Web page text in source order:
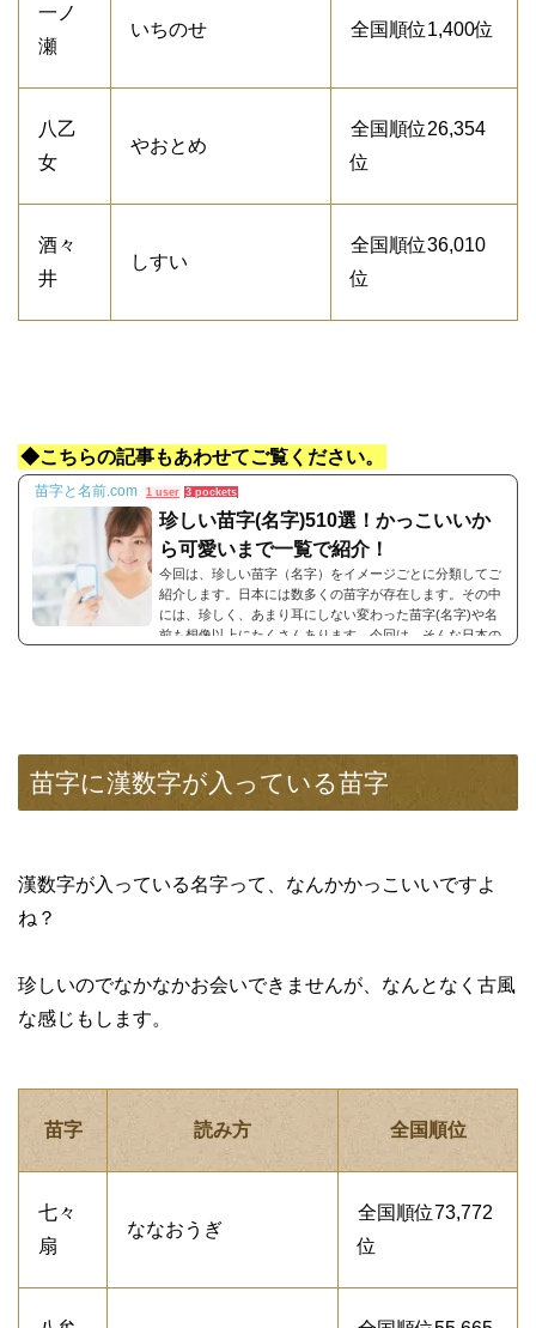
一ノ
瀬
いちのせ 全国順位1,400位
八乙
女
やおとめ
全国順位26,354
位
酒々
井
しすい
全国順位36,010
位
◆こちらの記事もあわせてご覧ください。
苗字と名前.com 1 user 3 pockets
珍しい苗字(名字)510選！かっこいいか
ら可愛いまで一覧で紹介！
今回は、珍しい苗字（名字）をイメージごとに分類してご
紹介します。日本には数多くの苗字が存在します。その中
には、珍しく、あまり耳にしない変わった苗字(名字)や名
前も想像以上にたくさんあります。今回は、そんな日本の
ですよね？今回は、そんな珍しい日...
苗字に漢数字が入っている苗字
漢数字が入っている名字って、なんかかっこいいですよ
ね？
珍しいのでなかなかお会いできませんが、なんとなく古風
な感じもします。
苗字 読み方 全国順位
七々
扇
ななおうぎ
全国順位73,772
位